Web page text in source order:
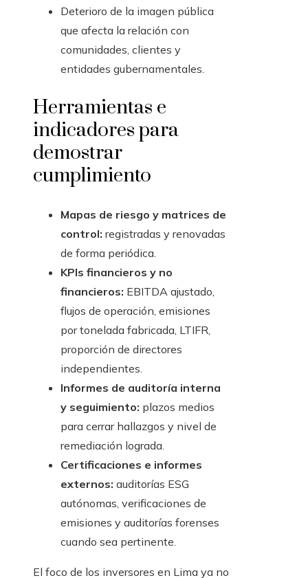
Deterioro de la imagen pública
que afecta la relación con
comunidades, clientes y
entidades gubernamentales.
Herramientas e
indicadores para
demostrar
cumplimiento
Mapas de riesgo y matrices de
control: registradas y renovadas
de forma periódica.
KPIs financieros y no
financieros: EBITDA ajustado,
flujos de operación, emisiones
por tonelada fabricada, LTIFR,
proporción de directores
independientes.
Informes de auditoría interna
y seguimiento: plazos medios
para cerrar hallazgos y nivel de
remediación lograda.
Certificaciones e informes
externos: auditorías ESG
autónomas, verificaciones de
emisiones y auditorías forenses
cuando sea pertinente.
El foco de los inversores en Lima ya no